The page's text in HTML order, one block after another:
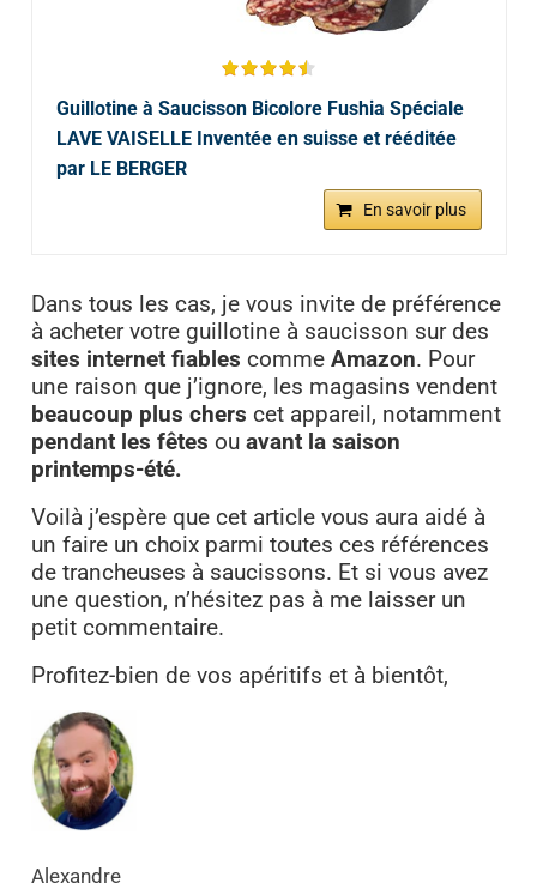
Guillotine à Saucisson Bicolore Fushia Spéciale
LAVE VAISELLE Inventée en suisse et rééditée
par LE BERGER
En savoir plus
Dans tous les cas, je vous invite de préférence
à acheter votre guillotine à saucisson sur des
sites internet fiables comme Amazon. Pour
une raison que j’ignore, les magasins vendent
beaucoup plus chers cet appareil, notamment
pendant les fêtes ou avant la saison
printemps-été.
Voilà j’espère que cet article vous aura aidé à
un faire un choix parmi toutes ces références
de trancheuses à saucissons. Et si vous avez
une question, n’hésitez pas à me laisser un
petit commentaire.
Profitez-bien de vos apéritifs et à bientôt,
Alexandre